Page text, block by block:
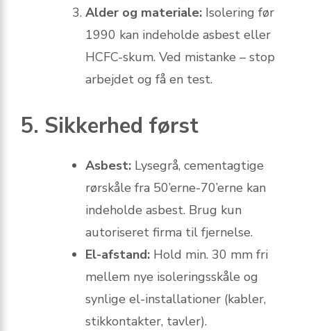
Alder og materiale: Isolering før
1990 kan indeholde asbest eller
HCFC-skum. Ved mistanke – stop
arbejdet og få en test.
5. Sikkerhed først
Asbest: Lysegrå, cementagtige
rørskåle fra 50’erne-70’erne kan
indeholde asbest. Brug kun
autoriseret firma til fjernelse.
El-afstand: Hold min. 30 mm fri
mellem nye isoleringsskåle og
synlige el-installationer (kabler,
stikkontakter, tavler).